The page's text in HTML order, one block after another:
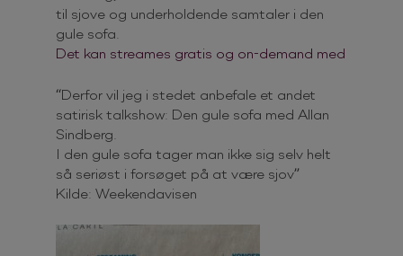
til sjove og underholdende samtaler i den
gule sofa.
Det kan streames gratis og on-demand med
“Derfor vil jeg i stedet anbefale et andet
satirisk talkshow: Den gule sofa med Allan
Sindberg.
I den gule sofa tager man ikke sig selv helt
så seriøst i forsøget på at være sjov”
Kilde: Weekendavisen